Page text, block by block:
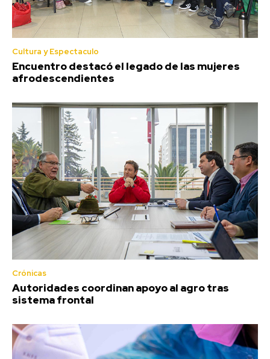
Cultura y Espectaculo
Encuentro destacó el legado de las mujeres
afrodescendientes
Crónicas
Autoridades coordinan apoyo al agro tras
sistema frontal